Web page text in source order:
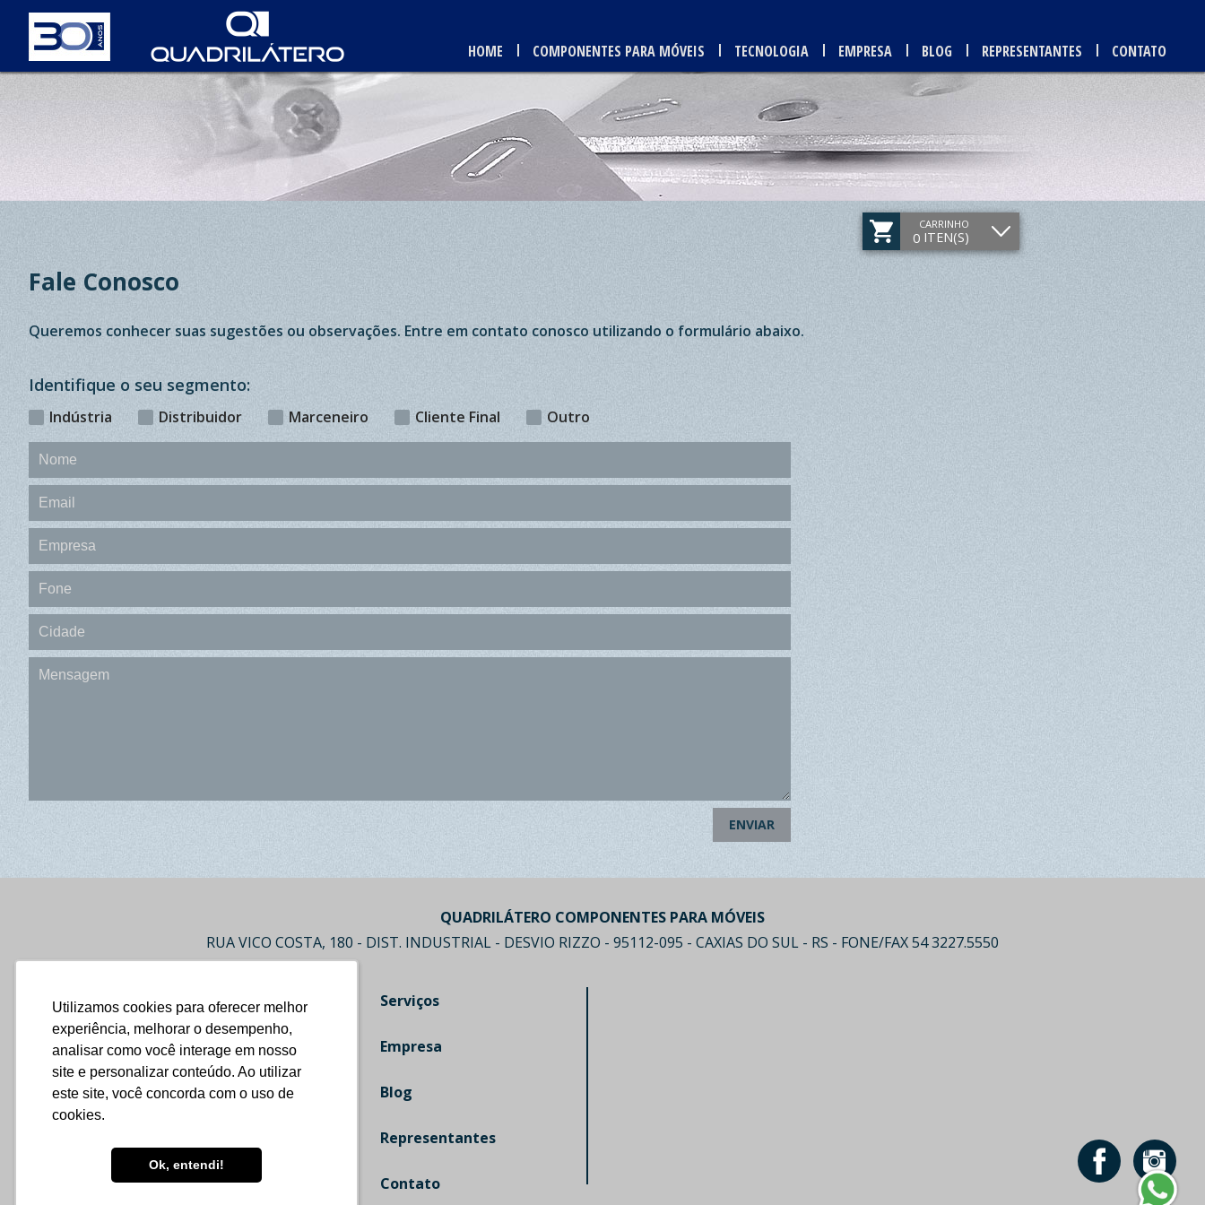
Utilizamos cookies para oferecer melhor
experiência, melhorar o desempenho,
analisar como você interage em nosso
site e personalizar conteúdo. Ao utilizar
este site, você concorda com o uso de
cookies.
Ok, entendi!
Utilizamos cookies para oferecer melhor
experiência, melhorar o desempenho,
analisar como você interage em nosso
site e personalizar conteúdo. Ao utilizar
este site, você concorda com o uso de
cookies.
Ok, entendi!
HOME COMPONENTES PARA MÓVEIS TECNOLOGIA EMPRESA BLOG REPRESENTANTES CONTATO
CARRINHO
0 ITEN(S)
Fale Conosco
Queremos conhecer suas sugestões ou observações. Entre em contato conosco utilizando o formulário abaixo.
Identifique o seu segmento:
Indústria Distribuidor Marceneiro Cliente Final Outro
ENVIAR
QUADRILÁTERO COMPONENTES PARA MÓVEIS
RUA VICO COSTA, 180 - DIST. INDUSTRIAL - DESVIO RIZZO - 95112-095 - CAXIAS DO SUL - RS - FONE/FAX 54 3227.5550
Home
Componentes para Móveis
• Fixador de Perfil (Esquadreta)
• Cantoneiras e Suportes
• Resinados
• Projetos Especiais
Serviços
Empresa
Blog
Representantes
Contato